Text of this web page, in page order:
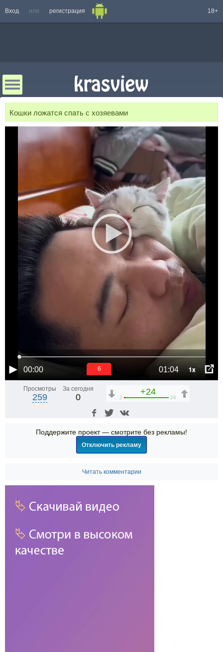
Вход или регистрация 18+
Кошки ложатся спать с хозяевами
00:00 01:04 1x
5
Просмотры
259
За сегодня
0
+24
2 26
Поддержите проект — смотрите без рекламы!
Отключить рекламу
Читать комментарии